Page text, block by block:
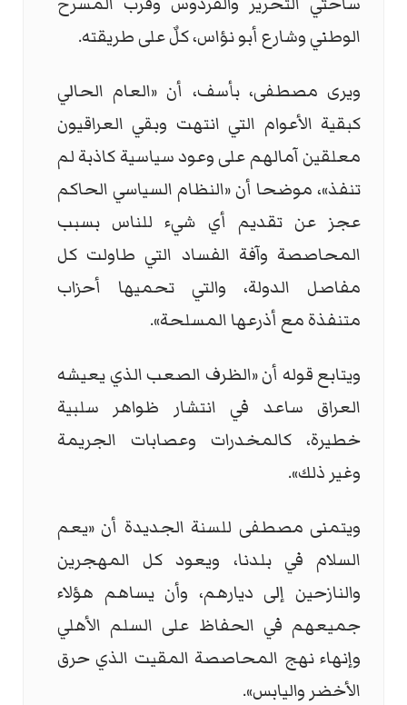
الوطني وشارع أبو نؤاس، كلٌ على طريقته.
ويرى مصطفى، بأسف، أن «العام الحالي
كبقية الأعوام التي انتهت وبقي العراقيون
معلقين آمالهم على وعود سياسية كاذبة لم
تنفذ»، موضحا أن «النظام السياسي الحاكم
عجز عن تقديم أي شيء للناس بسبب
المحاصصة وآفة الفساد التي طاولت كل
مفاصل الدولة، والتي تحميها أحزاب
متنفذة مع أذرعها المسلحة».
ويتابع قوله أن «الظرف الصعب الذي يعيشه
العراق ساعد في انتشار ظواهر سلبية
خطيرة، كالمخدرات وعصابات الجريمة
وغير ذلك».
ويتمنى مصطفى للسنة الجديدة أن «يعم
السلام في بلدنا، ويعود كل المهجرين
والنازحين إلى ديارهم، وأن يساهم هؤلاء
جميعهم في الحفاظ على السلم الأهلي
وإنهاء نهج المحاصصة المقيت الذي حرق
الأخضر واليابس».